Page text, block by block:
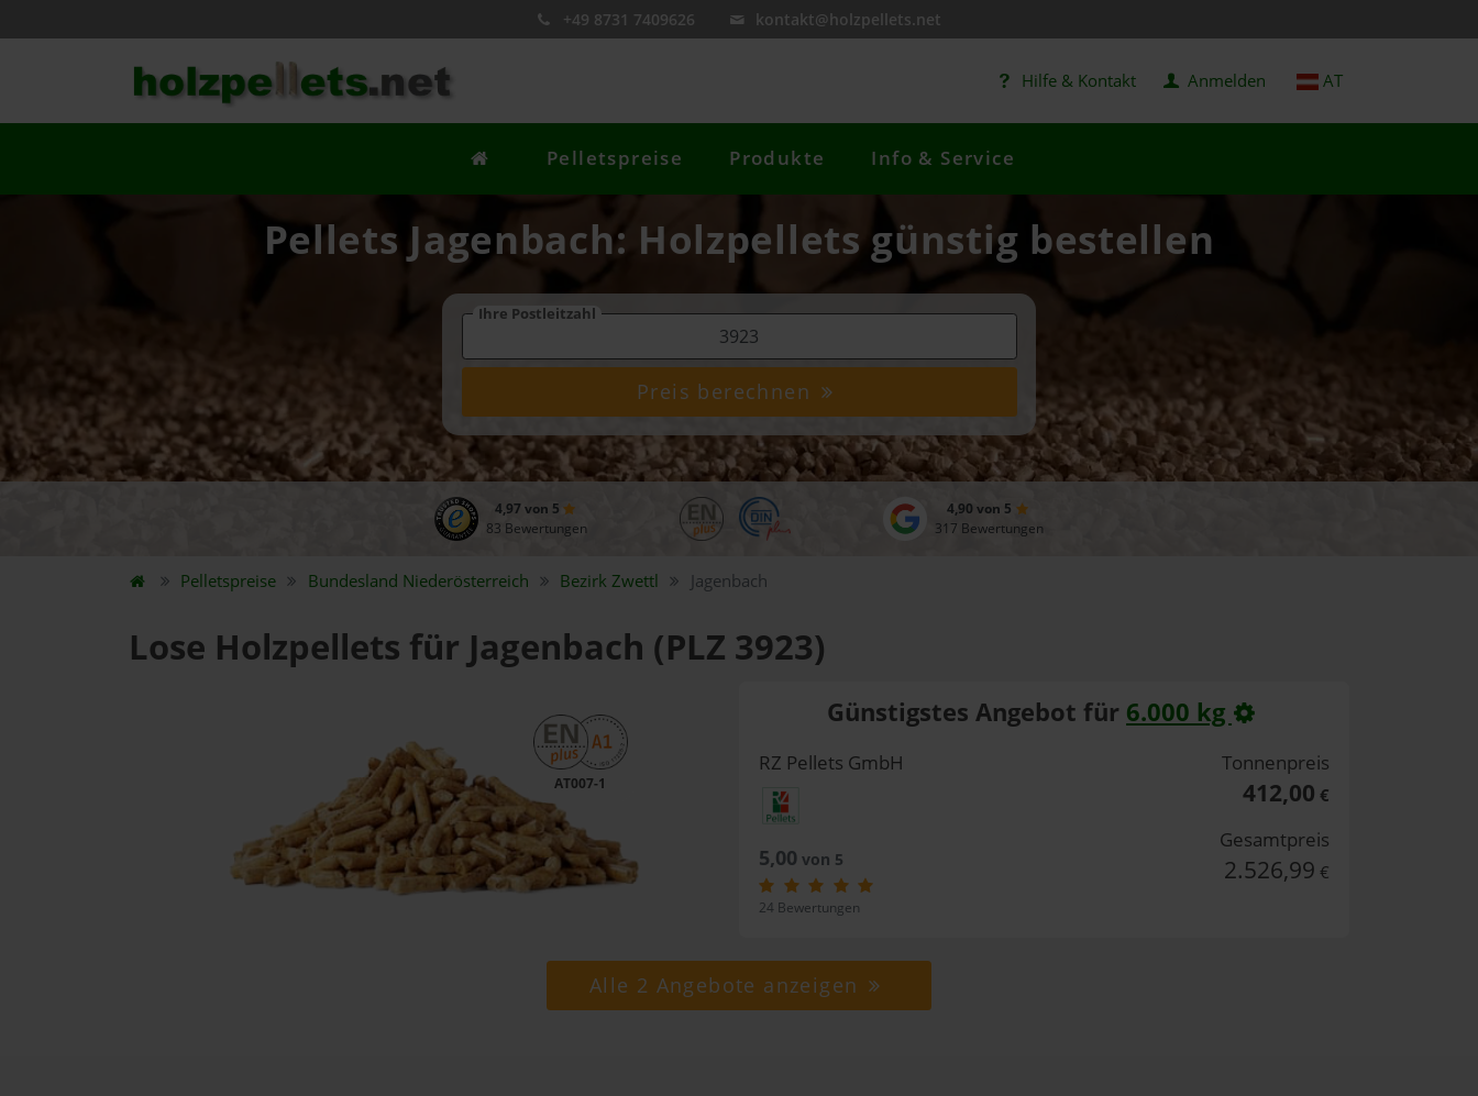
+49 8731 7409626 kontakt@holzpellets.net
Hilfe & Kontakt Anmelden AT
Pelletspreise Produkte Info & Service
Pellets Jagenbach: Holzpellets günstig bestellen
Ihre Postleitzahl
Preis berechnen
4,97 von 5
83 Bewertungen
4,90 von 5
317 Bewertungen
Pelletspreise Bundesland Niederösterreich BezirkZwettl Jagenbach
Lose Holzpellets für Jagenbach (PLZ 3923)
AT007-1
Günstigstes Angebot für 6.000 kg
RZ Pellets GmbH
5,00 von 5
24 Bewertungen
Tonnenpreis
412,00 €
Gesamtpreis
2.526,99 €
Alle 2 Angebote anzeigen